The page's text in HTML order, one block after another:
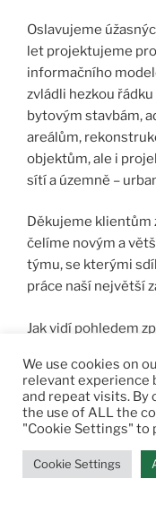
Oslavujeme
let projektujeme
informačního
zvládli hezkou
bytovým stavbám,
areálům,
objektům, ale i
sítí a územně –
Děkujeme klientům
čelíme novým a
týmu, se kterými
práce naší největší
Jak vidí pohledem
sociální síti LinkedIn.
We use cookies on
relevant experience
and repeat visits. By
the use of ALL the
"Cookie Settings" to
Cookie Settings